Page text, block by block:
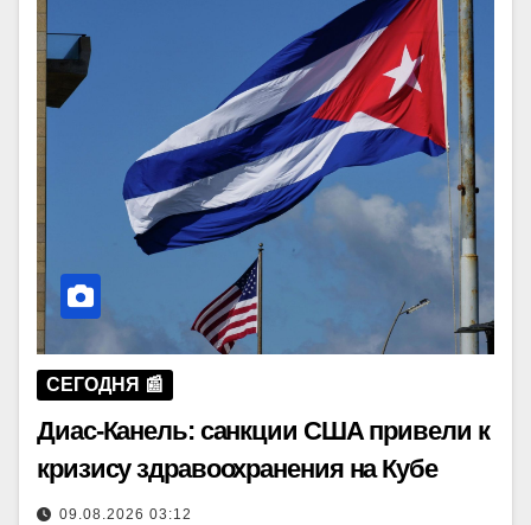
СЕГОДНЯ 📰
Диас-Канель: санкции США привели к
кризису здравоохранения на Кубе
09.08.2026 03:12